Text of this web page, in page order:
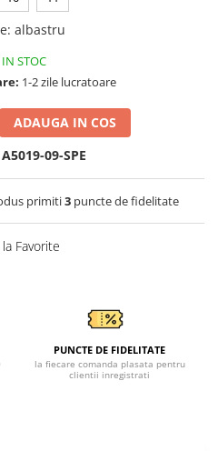
: albastru
IN STOC
1-2 zile lucratoare
ADAUGA IN COS
A5019-09-SPE
primiti3 puncte de fidelitate
Favorite
PUNCTE DE FIDELITATE
la fiecare comanda plasata pentru
clientii inregistrati